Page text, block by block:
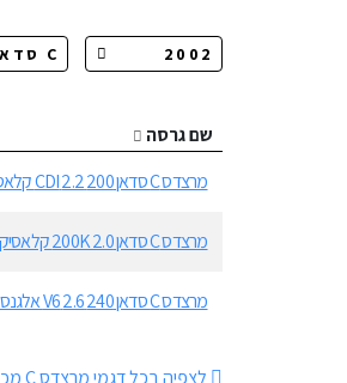
שם גרסה
מרצדס C סדאן 200 2.2 CDI קלאסיק אוטומט
מרצדס C סדאן 200K 2.0 קלאסיק אוטומט
מרצדס C סדאן 240 2.6 V6 אלגנס אוטומט
לצפיה בכל דגמי מרצדס C מכל השנים